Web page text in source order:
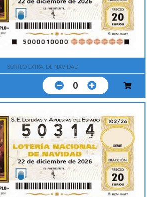
SORTEO EXTRA. DE NAVIDAD
0